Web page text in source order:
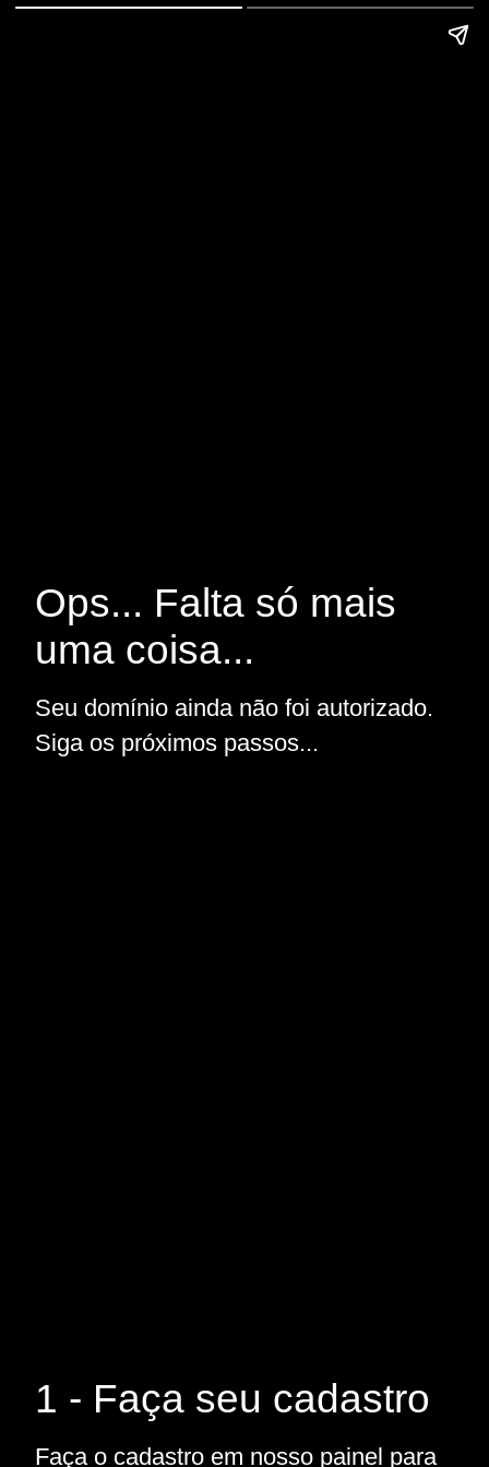
Ops... Falta só mais
uma coisa...
Seu domínio ainda não foi autorizado.
Siga os próximos passos...
1 - Faça seu cadastro
Faça o cadastro em nosso painel para